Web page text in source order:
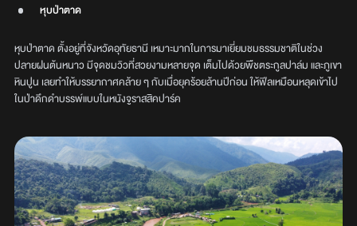
หุบป่าตาด
หุบป่าตาด ตั้งอยู่ที่จังหวัดอุทัยธานี เหมาะมากในการมาเยี่ยมชมธรรมชาติในช่วง
ปลายฝนต้นหนาว มีจุดชมวิวที่สวยงามหลายจุด เต็มไปด้วยพืชตระกูลปาล์ม และภูเขา
หินปูน เลยทำให้บรรยากาศคล้าย ๆ กับเมื่อยุคร้อยล้านปีก่อน ให้ฟีลเหมือนหลุดเข้าไป
ในป่าดึกดำบรรพ์แบบในหนังจูราสสิคปาร์ค